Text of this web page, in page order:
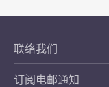
联络我们
订阅电邮通知